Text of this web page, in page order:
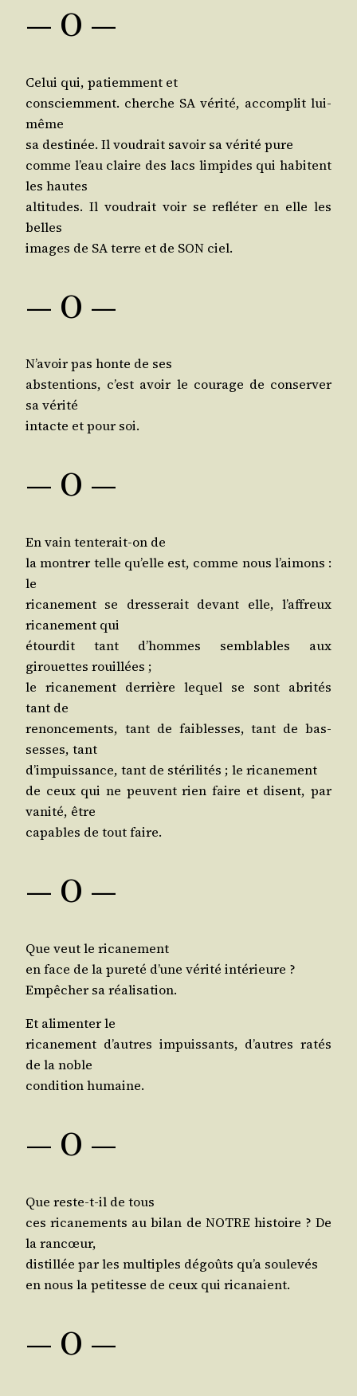
— O —
Celui qui, patiem­ment et
consciem­ment. cherche SA véri­té, accom­plit lui-
même
sa des­ti­née. Il vou­drait savoir sa véri­té pure
comme l’eau claire des lacs lim­pides qui habitent
les hautes
alti­tudes. Il vou­drait voir se reflé­ter en elle les
belles
images de SA terre et de SON ciel.
— O —
N’a­voir pas honte de ses
abs­ten­tions, c’est avoir le cou­rage de conser­ver
sa vérité
intacte et pour soi.
— O —
En vain ten­te­rait-on de
la mon­trer telle qu’elle est, comme nous l’ai­mons :
le
rica­ne­ment se dres­se­rait devant elle, l’af­freux
rica­ne­ment qui
étour­dit tant d’hommes sem­blables aux
girouettes rouillées ;
le rica­ne­ment der­rière lequel se sont abri­tés
tant de
renon­ce­ments, tant de fai­blesses, tant de bas­
sesses, tant
d’im­puis­sance, tant de sté­ri­li­tés ; le ricanement
de ceux qui ne peuvent rien faire et disent, par
vani­té, être
capables de tout faire.
— O —
Que veut le ricanement
en face de la pure­té d’une véri­té intérieure ?
Empê­cher sa réalisation.
Et ali­men­ter le
rica­ne­ment d’autres impuis­sants, d’autres ratés
de la noble
condi­tion humaine.
— O —
Que reste-t-il de tous
ces rica­ne­ments au bilan de NOTRE his­toire ? De
la rancœur,
dis­til­lée par les mul­tiples dégoûts qu’a soulevés
en nous la peti­tesse de ceux qui ricanaient.
— O —